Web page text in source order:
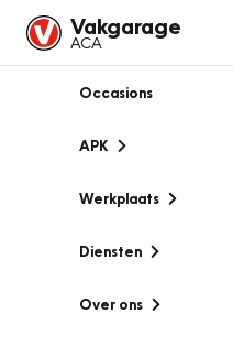
Vakgarage
ACA
Occasions
APK
Werkplaats
Diensten
Over ons